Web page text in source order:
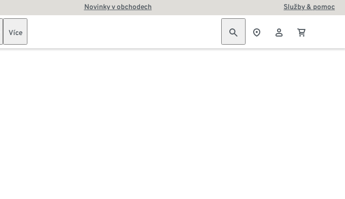
Novinky v obchodech Služby & pomoc
Více